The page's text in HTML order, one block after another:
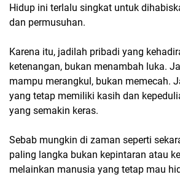
Hidup ini terlalu singkat untuk
dan permusuhan.
Karena itu, jadilah pribadi yang
ketenangan, bukan menambah luka.
mampu merangkul, bukan memecah.
yang tetap memiliki kasih dan
yang semakin keras.
Sebab mungkin di zaman seperti
paling langka bukan kepintaran atau
melainkan manusia yang tetap mau